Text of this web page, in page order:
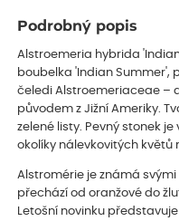
Podrobný popis
Alstroemeria hybrida
boubelka 'Indian Summer',
čeledi Alstroemeriaceae –
původem z Jižní Ameriky.
zelené listy. Pevný stonek
okolíky nálevkovitých květů
Alstromérie je známá
přechází od oranžové do
Letošní novinku